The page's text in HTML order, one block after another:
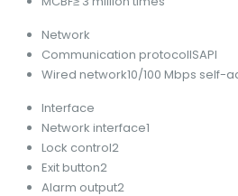
Network
Communication protocolISAPI
Wired network10/100 Mbps self-
Interface
Network interface1
Lock control2
Exit button2
Alarm output2